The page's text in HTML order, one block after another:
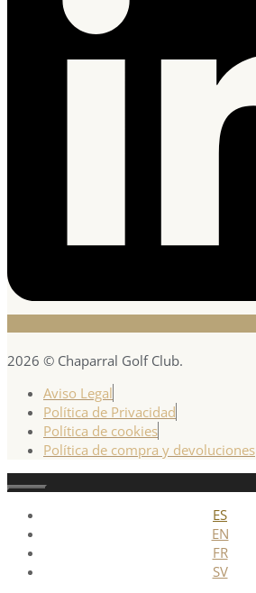
2026 © Chaparral Golf Club.
Aviso Legal
Política de Privacidad
Política de cookies
Política de compra y devoluciones
Cerrar
ES
EN
FR
SV